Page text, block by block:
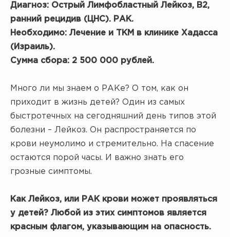
Диагноз: Острый Лимфобластный Лейкоз, B2,
ранний рецидив (ЦНС). РАК.
Необходимо: Лечение и ТКМ в клинике Хадасса
(Израиль).
Сумма сбора: 2 500 000 рублей.
Много ли мы знаем о РАКе? О том, как он
приходит в жизнь детей? Один из самых
быстротечных на сегодняшний день типов этой
болезни – Лейкоз. Он распространяется по
крови неумолимо и стремительно. На спасение
остаются порой часы. И важно знать его
грозные симптомы.
Как Лейкоз, или РАК крови может проявляться
у детей? Любой из этих симптомов является
красным флагом, указывающим на опасность.